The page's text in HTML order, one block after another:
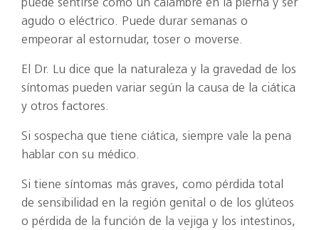
puede sentirse como un calambre en la pierna y ser
agudo o eléctrico. Puede durar semanas o
empeorar al estornudar, toser o moverse.
El Dr. Lu dice que la naturaleza y la gravedad de los
síntomas pueden variar según la causa de la ciática
y otros factores.
Si sospecha que tiene ciática, siempre vale la pena
hablar con su médico.
Si tiene síntomas más graves, como pérdida total
de sensibilidad en la región genital o de los glúteos
o pérdida de la función de la vejiga y los intestinos,